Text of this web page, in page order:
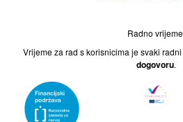
Radno
Vrijeme za rad s korisnicima je svaki
dogovoru.